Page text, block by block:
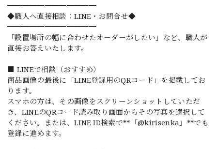
━━━━━━━━━━━━
◆職人へ直接相談：LINE・お問合せ◆
━━━━━━━━━━━━
「設置場所の幅に合わせたオーダーがしたい」など、職人が
直接お答えいたします。
■ LINEで相談（おすすめ）
商品画像の最後に「LINE登録用のQRコード」を掲載してお
ります。
スマホの方は、その画像をスクリーンショットしていただ
き、LINEのQRコード読み取り画面からその写真を選択して
ください。または、LINE ID検索で**「@kirisenka」**でも
登録に進めます。